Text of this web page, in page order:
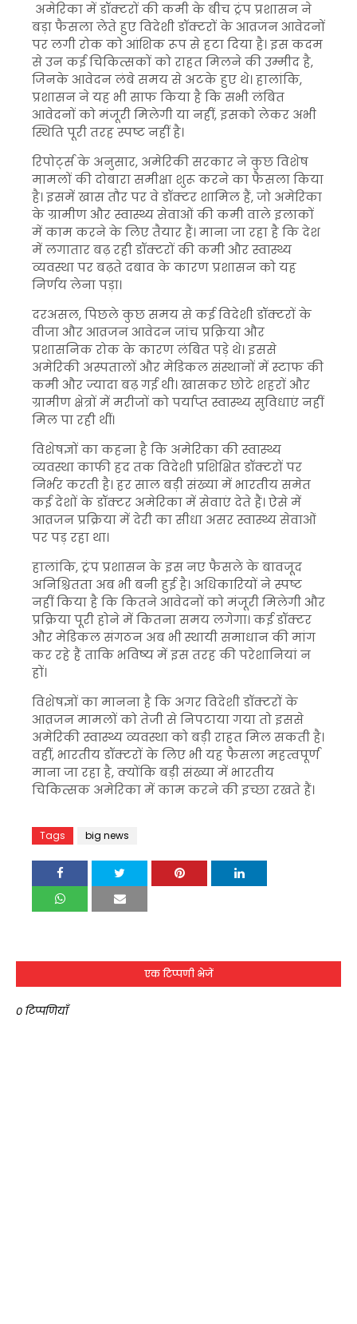
अमेरिका में डॉक्टरों की कमी के बीच ट्रंप प्रशासन ने
बड़ा फैसला लेते हुए विदेशी डॉक्टरों के आव्रजन आवेदनों
पर लगी रोक को आंशिक रूप से हटा दिया है। इस कदम
से उन कई चिकित्सकों को राहत मिलने की उम्मीद है,
जिनके आवेदन लंबे समय से अटके हुए थे। हालांकि,
प्रशासन ने यह भी साफ किया है कि सभी लंबित
आवेदनों को मंजूरी मिलेगी या नहीं, इसको लेकर अभी
स्थिति पूरी तरह स्पष्ट नहीं है।
रिपोर्ट्स के अनुसार, अमेरिकी सरकार ने कुछ विशेष
मामलों की दोबारा समीक्षा शुरू करने का फैसला किया
है। इसमें खास तौर पर वे डॉक्टर शामिल हैं, जो अमेरिका
के ग्रामीण और स्वास्थ्य सेवाओं की कमी वाले इलाकों
में काम करने के लिए तैयार हैं। माना जा रहा है कि देश
में लगातार बढ़ रही डॉक्टरों की कमी और स्वास्थ्य
व्यवस्था पर बढ़ते दबाव के कारण प्रशासन को यह
निर्णय लेना पड़ा।
दरअसल, पिछले कुछ समय से कई विदेशी डॉक्टरों के
वीजा और आव्रजन आवेदन जांच प्रक्रिया और
प्रशासनिक रोक के कारण लंबित पड़े थे। इससे
अमेरिकी अस्पतालों और मेडिकल संस्थानों में स्टाफ की
कमी और ज्यादा बढ़ गई थी। खासकर छोटे शहरों और
ग्रामीण क्षेत्रों में मरीजों को पर्याप्त स्वास्थ्य सुविधाएं नहीं
मिल पा रही थीं।
विशेषज्ञों का कहना है कि अमेरिका की स्वास्थ्य
व्यवस्था काफी हद तक विदेशी प्रशिक्षित डॉक्टरों पर
निर्भर करती है। हर साल बड़ी संख्या में भारतीय समेत
कई देशों के डॉक्टर अमेरिका में सेवाएं देते हैं। ऐसे में
आव्रजन प्रक्रिया में देरी का सीधा असर स्वास्थ्य सेवाओं
पर पड़ रहा था।
हालांकि, ट्रंप प्रशासन के इस नए फैसले के बावजूद
अनिश्चितता अब भी बनी हुई है। अधिकारियों ने स्पष्ट
नहीं किया है कि कितने आवेदनों को मंजूरी मिलेगी और
प्रक्रिया पूरी होने में कितना समय लगेगा। कई डॉक्टर
और मेडिकल संगठन अब भी स्थायी समाधान की मांग
कर रहे हैं ताकि भविष्य में इस तरह की परेशानियां न
हों।
विशेषज्ञों का मानना है कि अगर विदेशी डॉक्टरों के
आव्रजन मामलों को तेजी से निपटाया गया तो इससे
अमेरिकी स्वास्थ्य व्यवस्था को बड़ी राहत मिल सकती है।
वहीं, भारतीय डॉक्टरों के लिए भी यह फैसला महत्वपूर्ण
माना जा रहा है, क्योंकि बड़ी संख्या में भारतीय
चिकित्सक अमेरिका में काम करने की इच्छा रखते हैं।
Tags big news
एक टिप्पणी भेजें
0 टिप्पणियाँ